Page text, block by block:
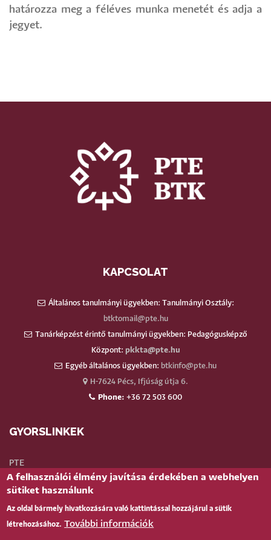
határozza meg a féléves munka menetét és adja a
jegyet.
KAPCSOLAT
Általános tanulmányi ügyekben: Tanulmányi Osztály:
btktomail@pte.hu
Tanárképzést érintő tanulmányi ügyekben: Pedagógusképző
Központ: pkkta@pte.hu
Egyéb általános ügyekben: btkinfo@pte.hu
H-7624 Pécs, Ifjúság útja 6.
Phone: +36 72 503 600
GYORSLINKEK
PTE
Neptun
Webmail
Telefonkönyv
Teams
A felhasználói élmény javítása érdekében a webhelyen
sütiket használunk
Az oldal bármely hivatkozására való kattintással hozzájárul a sütik
létrehozásához. További információk